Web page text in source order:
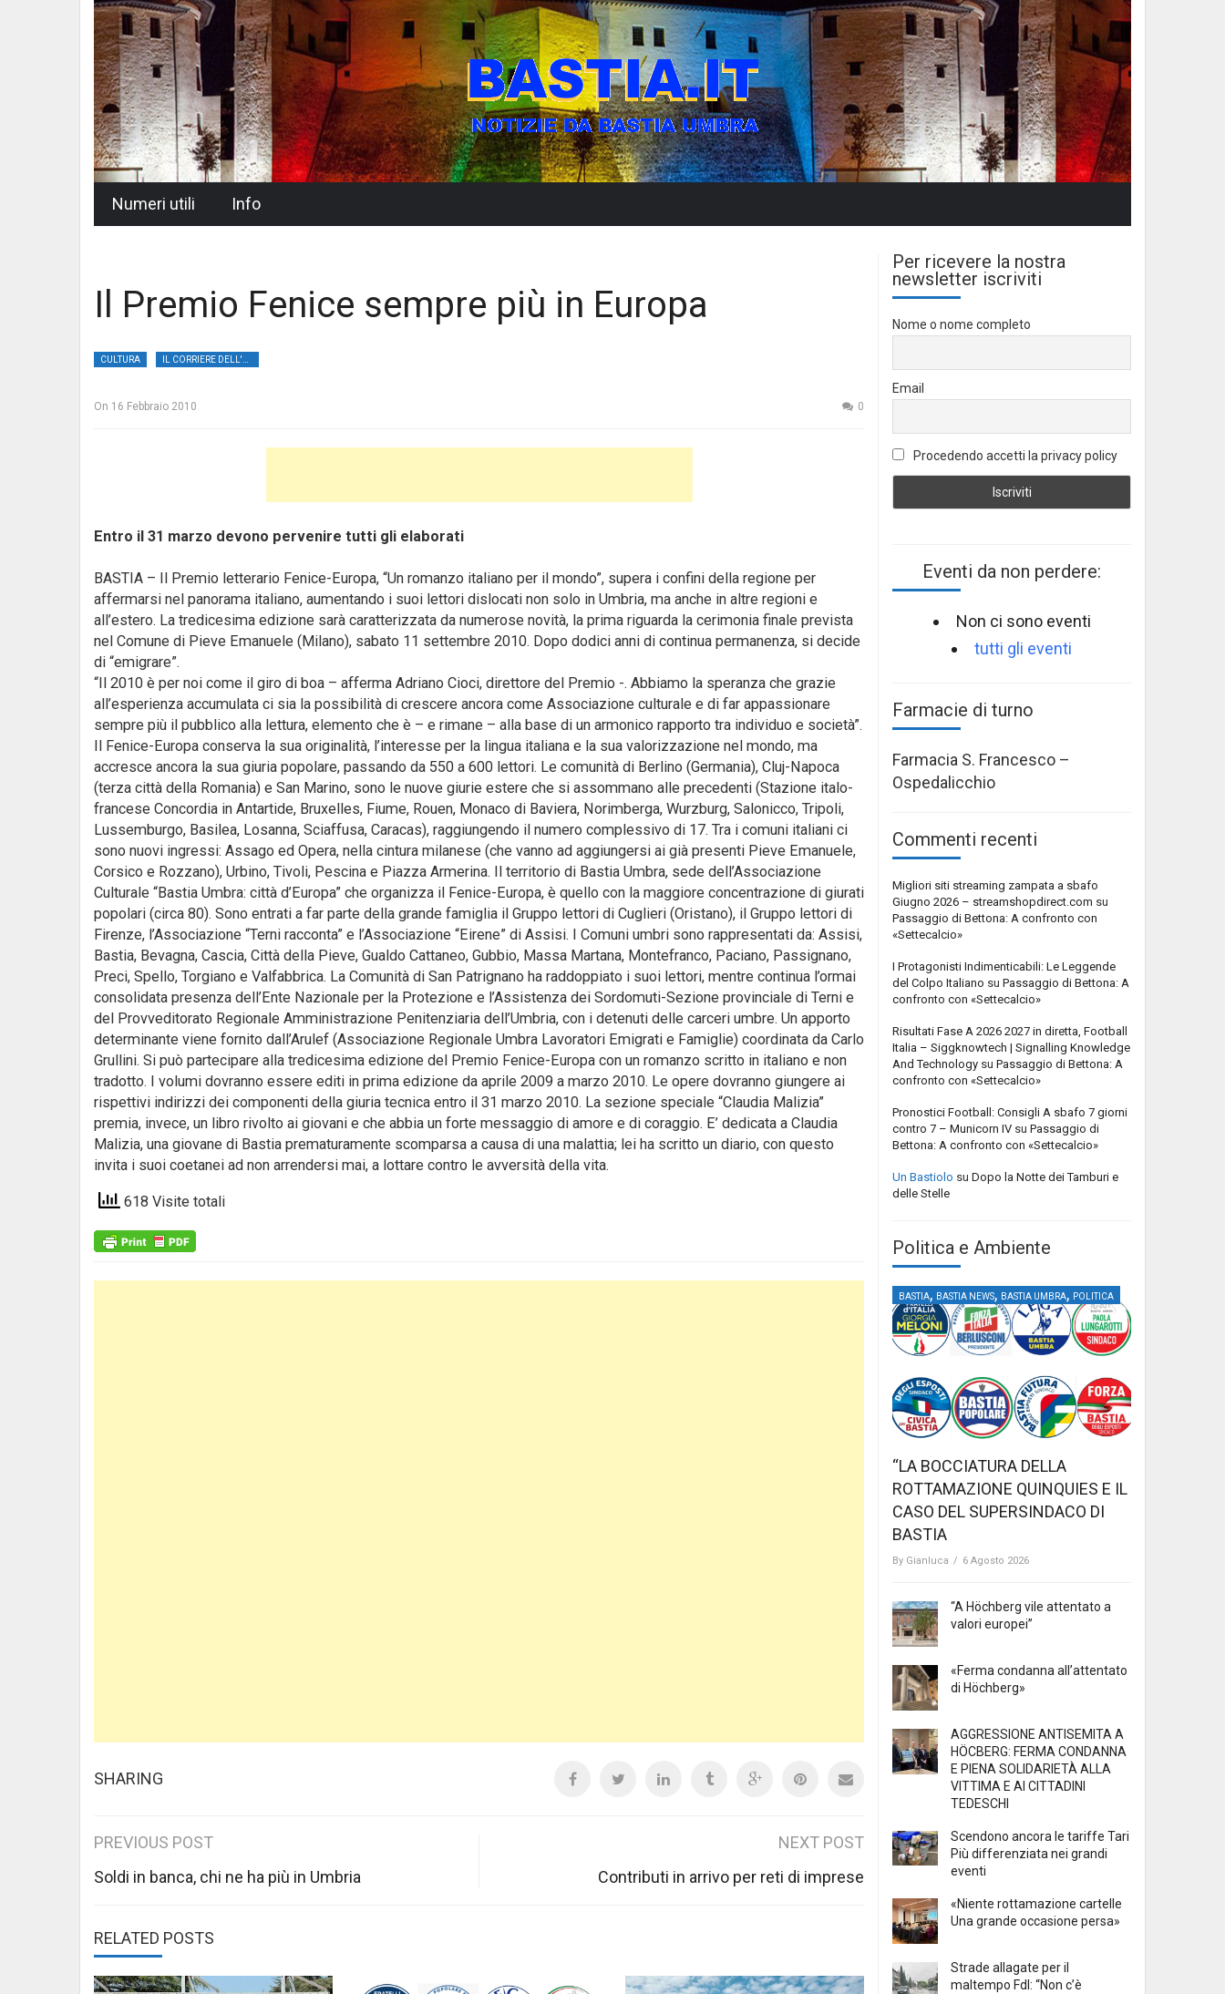
Numeri utili Info
Il Premio Fenice sempre più in Europa
CULTURA
On 16 Febbraio 2010 0
Entro il 31 marzo devono pervenire tutti gli elaborati
BASTIA – Il Premio letterario Fenice-Europa, “Un romanzo italiano per il mondo”, supera i confini della regione per
affermarsi nel panorama italiano, aumentando i suoi lettori dislocati non solo in Umbria, ma anche in altre regioni e
all’estero. La tredicesima edizione sarà caratterizzata da numerose novità, la prima riguarda la cerimonia finale prevista
nel Comune di Pieve Emanuele (Milano), sabato 11 settembre 2010. Dopo dodici anni di continua permanenza, si decide
di “emigrare”.
“Il 2010 è per noi come il giro di boa – afferma Adriano Cioci, direttore del Premio -. Abbiamo la speranza che grazie
all’esperienza accumulata ci sia la possibilità di crescere ancora come Associazione culturale e di far appassionare
sempre più il pubblico alla lettura, elemento che è – e rimane – alla base di un armonico rapporto tra individuo e società”.
Il Fenice-Europa conserva la sua originalità, l’interesse per la lingua italiana e la sua valorizzazione nel mondo, ma
accresce ancora la sua giuria popolare, passando da 550 a 600 lettori. Le comunità di Berlino (Germania), Cluj-Napoca
(terza città della Romania) e San Marino, sono le nuove giurie estere che si assommano alle precedenti (Stazione italo-
francese Concordia in Antartide, Bruxelles, Fiume, Rouen, Monaco di Baviera, Norimberga, Wurzburg, Salonicco, Tripoli,
Lussemburgo, Basilea, Losanna, Sciaffusa, Caracas), raggiungendo il numero complessivo di 17. Tra i comuni italiani ci
sono nuovi ingressi: Assago ed Opera, nella cintura milanese (che vanno ad aggiungersi ai già presenti Pieve Emanuele,
Corsico e Rozzano), Urbino, Tivoli, Pescina e Piazza Armerina. Il territorio di Bastia Umbra, sede dell’Associazione
Culturale “Bastia Umbra: città d’Europa” che organizza il Fenice-Europa, è quello con la maggiore concentrazione di giurati
popolari (circa 80). Sono entrati a far parte della grande famiglia il Gruppo lettori di Cuglieri (Oristano), il Gruppo lettori di
Firenze, l’Associazione “Terni racconta” e l’Associazione “Eirene” di Assisi. I Comuni umbri sono rappresentati da: Assisi,
Bastia, Bevagna, Cascia, Città della Pieve, Gualdo Cattaneo, Gubbio, Massa Martana, Montefranco, Paciano, Passignano,
Preci, Spello, Torgiano e Valfabbrica. La Comunità di San Patrignano ha raddoppiato i suoi lettori, mentre continua l’ormai
consolidata presenza dell’Ente Nazionale per la Protezione e l’Assistenza dei Sordomuti-Sezione provinciale di Terni e
del Provveditorato Regionale Amministrazione Penitenziaria dell’Umbria, con i detenuti delle carceri umbre. Un apporto
determinante viene fornito dall’Arulef (Associazione Regionale Umbra Lavoratori Emigrati e Famiglie) coordinata da Carlo
Grullini. Si può partecipare alla tredicesima edizione del Premio Fenice-Europa con un romanzo scritto in italiano e non
tradotto. I volumi dovranno essere editi in prima edizione da aprile 2009 a marzo 2010. Le opere dovranno giungere ai
rispettivi indirizzi dei componenti della giuria tecnica entro il 31 marzo 2010. La sezione speciale “Claudia Malizia”
premia, invece, un libro rivolto ai giovani e che abbia un forte messaggio di amore e di coraggio. E’ dedicata a Claudia
Malizia, una giovane di Bastia prematuramente scomparsa a causa di una malattia; lei ha scritto un diario, con questo
invita i suoi coetanei ad non arrendersi mai, a lottare contro le avversità della vita.
618 Visite totali
SHARING
Post
navigation
PREVIOUS POST
Soldi in banca, chi ne ha più in Umbria
NEXT POST
Contributi in arrivo per reti di imprese
RELATED POSTS
Per ricevere la nostra
newsletter iscriviti
Nome o nome completo
Email
Procedendo accetti la privacy policy
Eventi da non perdere:
Non ci sono eventi
tutti gli eventi
Farmacie di turno
Farmacia S. Francesco –
Ospedalicchio
Commenti recenti
Migliori siti streaming zampata a sbafo
Giugno 2026 – streamshopdirect.com su
Passaggio di Bettona: A confronto con
«Settecalcio»
I Protagonisti Indimenticabili: Le Leggende
del Colpo Italiano su Passaggio di Bettona: A
confronto con «Settecalcio»
Risultati Fase A 2026 2027 in diretta, Football
Italia – Siggknowtech | Signalling Knowledge
And Technology su Passaggio di Bettona: A
confronto con «Settecalcio»
Pronostici Football: Consigli A sbafo 7 giorni
contro 7 – Municorn IV su Passaggio di
Bettona: A confronto con «Settecalcio»
Un Bastiolo su Dopo la Notte dei Tamburi e
delle Stelle
Politica e Ambiente
BASTIA, BASTIA NEWS, BASTIA UMBRA, POLITICA
“LA BOCCIATURA DELLA
ROTTAMAZIONE QUINQUIES E IL
CASO DEL SUPERSINDACO DI
BASTIA
By Gianluca / 6 Agosto 2026
“A Höchberg vile attentato a
valori europei”
«Ferma condanna all’attentato
di Höchberg»
AGGRESSIONE ANTISEMITA A
HÖCBERG: FERMA CONDANNA
E PIENA SOLIDARIETÀ ALLA
VITTIMA E AI CITTADINI
TEDESCHI
Scendono ancora le tariffe Tari
Più differenziata nei grandi
eventi
«Niente rottamazione cartelle
Una grande occasione persa»
Strade allagate per il
maltempo FdI: “Non c’è